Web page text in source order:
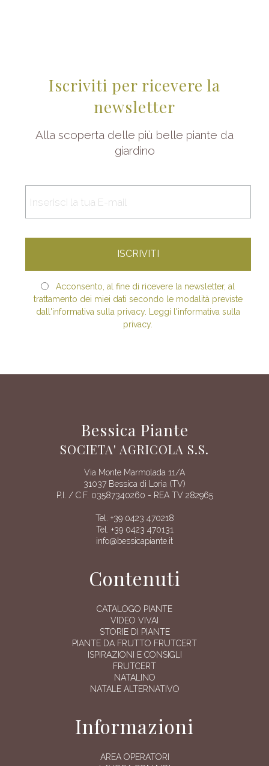
Iscriviti per ricevere la
newsletter
Alla scoperta delle più belle piante da
giardino
Acconsento, al fine di ricevere la newsletter, al
trattamento dei miei dati secondo le modalità previste
dall'informativa sulla privacy. Leggi l'informativa sulla
privacy.
Bessica Piante
SOCIETA' AGRICOLA S.S.
Via Monte Marmolada 11/A
31037 Bessica di Loria (TV)
P.I. / C.F. 03587340260 - REA TV 282965
Tel. +39 0423 470218
Tel. +39 0423 470131
info@bessicapiante.it
Contenuti
CATALOGO PIANTE
VIDEO VIVAI
STORIE DI PIANTE
PIANTE DA FRUTTO FRUTCERT
ISPIRAZIONI E CONSIGLI
FRUTCERT
NATALINO
NATALE ALTERNATIVO
Informazioni
AREA OPERATORI